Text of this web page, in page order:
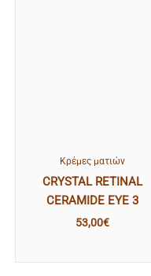
Κρέμες ματιών
CRYSTAL RETINAL
CERAMIDE EYE 3
53,00€